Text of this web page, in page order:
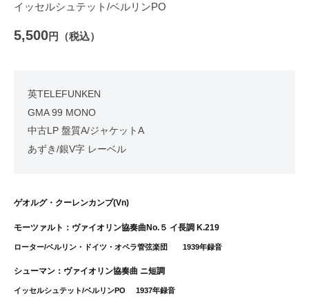
イッセルシュテット/ベルリンPO
5,500円（税込）
英TELEFUNKEN
GMA 99 MONO
中古LP 盤質A/ジャケットA
あずき/銀V字 レーベル
ゲオルグ・クーレンカンプ(Vn)
モーツァルト：ヴァイオリン協奏曲No.５ イ長調 K.219
ローター/ベルリン・ドイツ・オペラ管弦楽団 1939年録音
シューマン：ヴァイオリン協奏曲 ニ短調
イッセルシュテット/ベルリンPO 1937年録音